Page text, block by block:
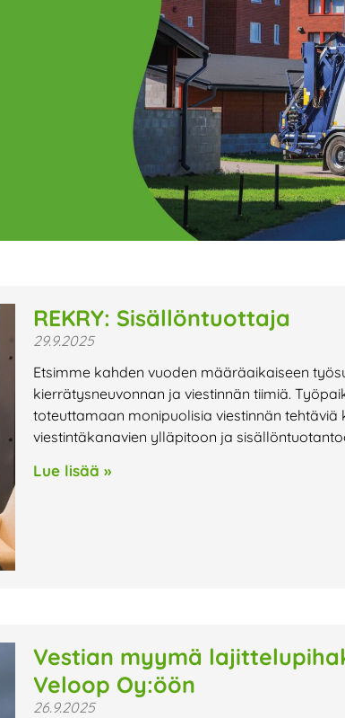
REKRY: Sisällöntuottaja
29.9.2025
Etsimme kahden vuoden määräaikaiseen
kierrätysneuvonnan ja viestinnän tiimiä.
toteuttamaan monipuolisia viestinnän
viestintäkanavien ylläpitoon ja
Lue lisää »
Vestian myymä
Veloop Oy:öön
26.9.2025